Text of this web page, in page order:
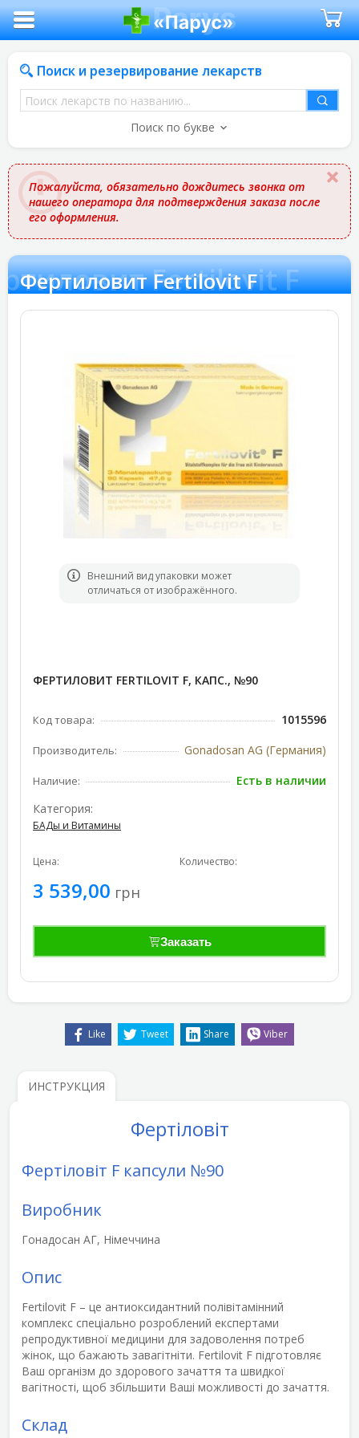
Поиск и резервирование лекарств
Поиск
лекарств
названию
Поиск по букве
Пожалуйста, обязательно дождитесь звонка от
нашего оператора для подтверждения заказа после
его оформления.
Fertilovit F
Фертиловит Fertilovit F
Bнешний вид упаковки может
отличаться от изображённого.
ФЕРТИЛОВИТ FERTILOVIT F, КАПС., №90
Код товара: 1015596
Производитель: Gonadosan AG (Германия)
Наличие:
Есть в наличии
Категория:
БАДы и Витамины
Цена:
3 539,00 грн
Количество:
Заказать
Like Tweet Share Viber
ИНСТРУКЦИЯ
Фертіловіт
Фертіловіт F капсули №90
Виробник
Гонадосан АГ, Німеччина
Опис
Fertilovit F – це антиоксидантний полівітамінний
комплекс спеціально розроблений експертами
репродуктивної медицини для задоволення потреб
жінок, що бажають завагітніти. Fertilovit F підготовляє
Ваш організм до здорового зачаття та швидкої
вагітності, щоб збільшити Ваші можливості до зачаття.
Склад